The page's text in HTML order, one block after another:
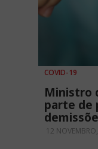
COVID-19
Ministro
parte de
12